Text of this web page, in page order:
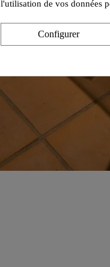
l'utilisation de vos données
Configurer